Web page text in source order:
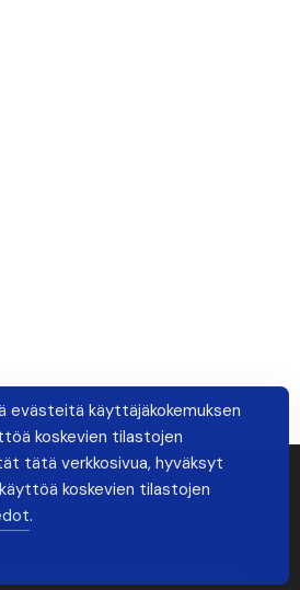
All rights reserved.
evästeitä käyttäjäkokemuksen
koskevien tilastojen
tätä verkkosivua, hyväksyt
koskevien tilastojen
.